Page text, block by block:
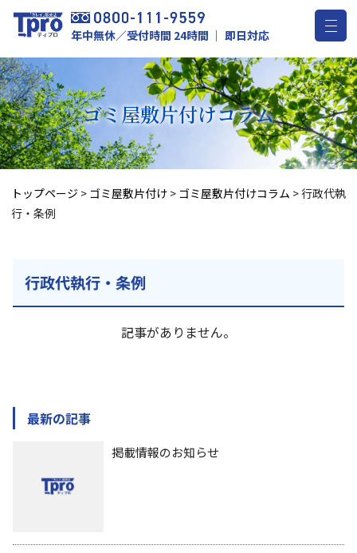
年中無休／受付時間 24時間 ｜ 即日対応
ゴミ屋敷片付けコラム
トップページ > ゴミ屋敷片付け > ゴミ屋敷片付けコラム >行政代執
行・条例
行政代執行・条例
記事がありません。
最新の記事
掲載情報のお知らせ